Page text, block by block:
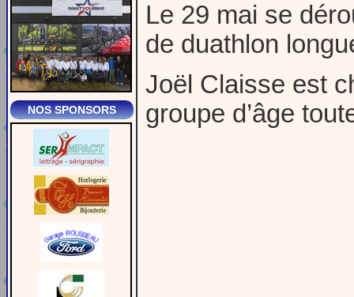
NOS SPONSORS
Le 29 mai se
de duathlon
Joël Claisse est
groupe d’âge